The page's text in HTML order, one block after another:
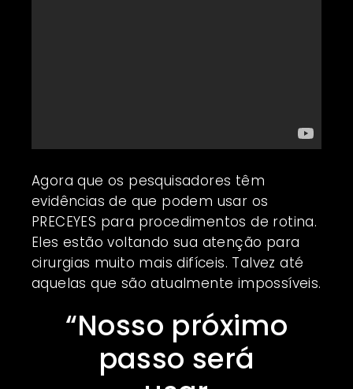
Agora que os pesquisadores têm
evidências de que podem usar os
PRECEYES para procedimentos de rotina.
Eles estão voltando sua atenção para
cirurgias muito mais difíceis. Talvez até
aquelas que são atualmente impossíveis.
“Nosso próximo
passo será